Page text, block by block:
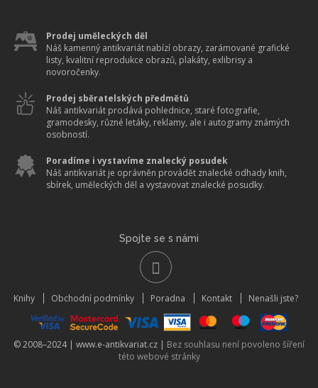
Prodej uměleckých děl
Náš kamenný antikvariát nabízí obrazy, zarámované grafické
listy, kvalitní reprodukce obrazů, plakáty, exlibrisy a
novoročenky.
Prodej sběratelských předmětů
Náš antikvariát prodává pohlednice, staré fotografie,
gramodesky, různé letáky, reklamy, ale i autogramy známých
osobností.
Poradíme i vystavíme znalecký posudek
Náš antikvariát je oprávněn provádět znalecké odhady knih,
sbírek, uměleckých děl a vystavovat znalecké posudky.
Spojte se s námi
Knihy Obchodní podmínky Poradna Kontakt Nenašli jste?
© 2008–2024 | www.e-antikvariat.cz | Bez souhlasu není povoleno šíření
této webové stránky